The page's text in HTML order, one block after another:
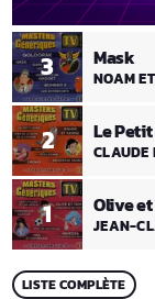
1 Olive
JEAN-
2 Le
CLAUDE
3 Mask
NOAM
LISTE COMPLÈTE